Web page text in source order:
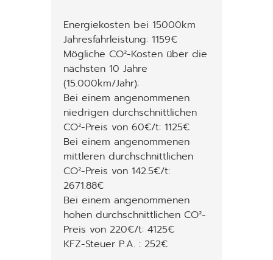
Energiekosten bei 15000km
Jahresfahrleistung: 1159€
Mögliche CO²-Kosten über die
nächsten 10 Jahre
(15.000km/Jahr):
Bei einem angenommenen
niedrigen durchschnittlichen
CO²-Preis von 60€/t: 1125€
Bei einem angenommenen
mittleren durchschnittlichen
CO²-Preis von 142.5€/t:
2671.88€
Bei einem angenommenen
hohen durchschnittlichen CO²-
Preis von 220€/t: 4125€
KFZ-Steuer P.A. : 252€